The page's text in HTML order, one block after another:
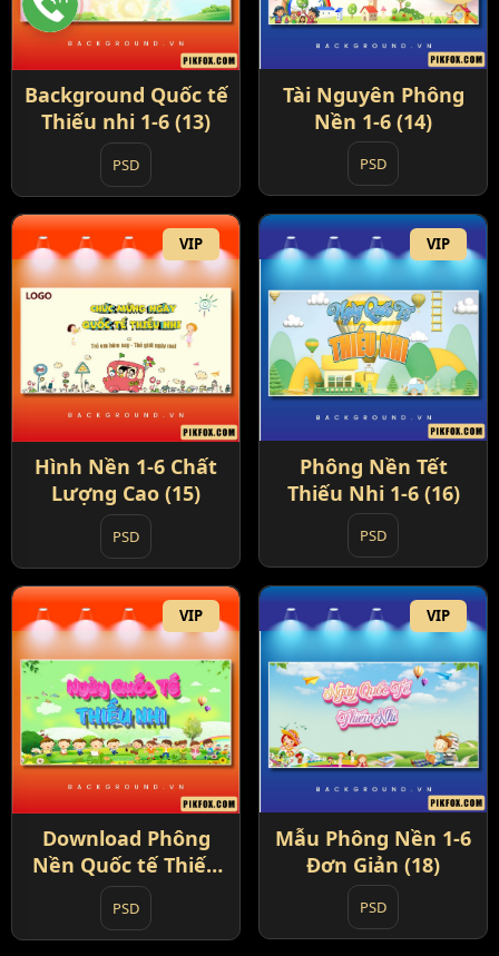
Background Quốc tế
Thiếu nhi 1-6 (13)
PSD
Tài Nguyên Phông
Nền 1-6 (14)
PSD
VIP
Hình Nền 1-6 Chất
Lượng Cao (15)
PSD
VIP
Phông Nền Tết
Thiếu Nhi 1-6 (16)
PSD
VIP
Download Phông
Nền Quốc tế Thiếu
nhi 1-6 (17)
PSD
VIP
Mẫu Phông Nền 1-6
Đơn Giản (18)
PSD